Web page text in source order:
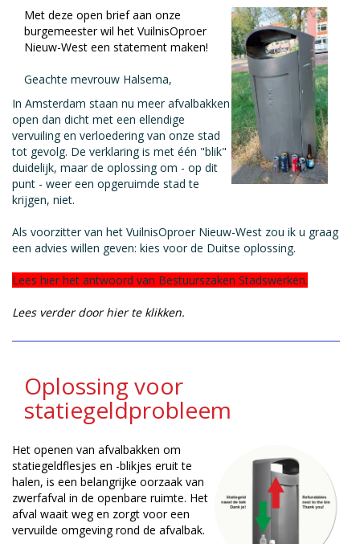
Met deze open brief aan onze
burgemeester wil het VuilnisOproer
Nieuw-West een statement maken!
Geachte mevrouw Halsema,
In Amsterdam staan nu meer afvalbakken
open dan dicht met een ellendige
vervuiling en verloedering van onze stad
tot gevolg. De verklaring is met één "blik"
duidelijk, maar de oplossing om - op dit
punt - weer een opgeruimde stad te
krijgen, niet.
Als voorzitter van het VuilnisOproer Nieuw-West zou ik u graag
een advies willen geven: kies voor de Duitse oplossing.
Lees hier het antwoord van Bestuurszaken Stadswerken.
Lees verder door hier te klikken.
Oplossing voor
statiegeldprobleem
Het openen van afvalbakken om
statiegeldflesjes en -blikjes eruit te
halen, is een belangrijke oorzaak van
zwerfafval in de openbare ruimte. Het
afval waait weg en zorgt voor een
vervuilde omgeving rond de afvalbak.